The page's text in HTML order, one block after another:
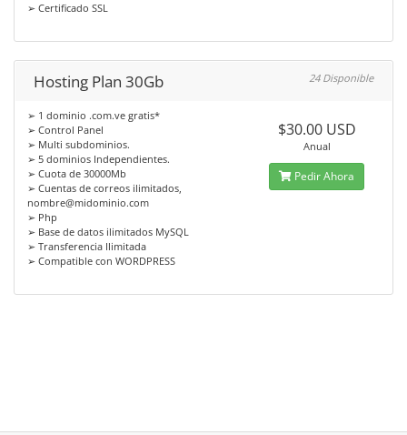
➢ Certificado SSL
Hosting Plan 30Gb 24 Disponible
➢ 1 dominio .com.ve gratis*
➢ Control Panel
➢ Multi subdominios.
➢ 5 dominios Independientes.
➢ Cuota de 30000Mb
➢ Cuentas de correos ilimitados,
nombre@midominio.com
➢ Php
➢ Base de datos ilimitados MySQL
➢ Transferencia Ilimitada
➢ Compatible con WORDPRESS
$30.00 USD
Anual
Pedir Ahora